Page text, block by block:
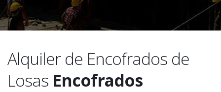
Alquiler de Encofrados de
Losas Encofrados